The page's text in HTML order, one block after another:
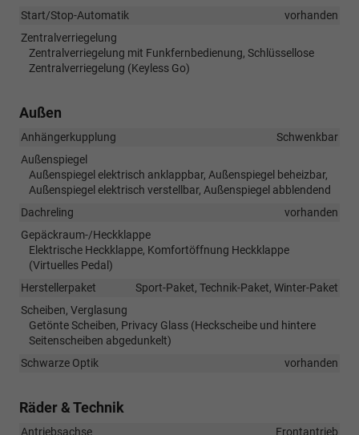
Start/Stop-Automatik
vorhanden
Zentralverriegelung
Zentralverriegelung mit Funkfernbedienung, Schlüssellose
Zentralverriegelung (Keyless Go)
Außen
Anhängerkupplung
Schwenkbar
Außenspiegel
Außenspiegel elektrisch anklappbar, Außenspiegel beheizbar,
Außenspiegel elektrisch verstellbar, Außenspiegel abblendend
Dachreling
vorhanden
Gepäckraum-/Heckklappe
Elektrische Heckklappe, Komfortöffnung Heckklappe
(Virtuelles Pedal)
Herstellerpaket
Sport-Paket, Technik-Paket, Winter-Paket
Scheiben, Verglasung
Getönte Scheiben, Privacy Glass (Heckscheibe und hintere
Seitenscheiben abgedunkelt)
Schwarze Optik
vorhanden
Räder & Technik
Antriebsachse Frontantrieb